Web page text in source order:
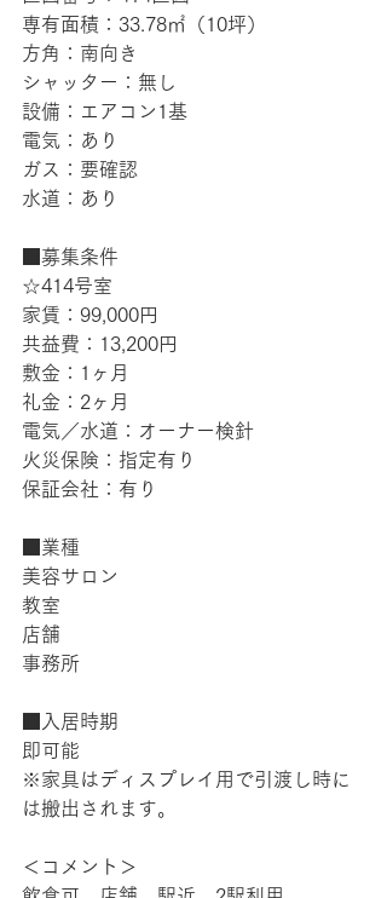
専有面積：33.78㎡（10坪）
方角：南向き
シャッター：無し
設備：エアコン1基
電気：あり
ガス：要確認
水道：あり
■募集条件
☆414号室
家賃：99,000円
共益費：13,200円
敷金：1ヶ月
礼金：2ヶ月
電気／水道：オーナー検針
火災保険：指定有り
保証会社：有り
■業種
美容サロン
教室
店舗
事務所
■入居時期
即可能
※家具はディスプレイ用で引渡し時に
は搬出されます。
＜コメント＞